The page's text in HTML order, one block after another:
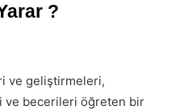
?
ve geliştirmeleri,
ve becerileri öğreten bir